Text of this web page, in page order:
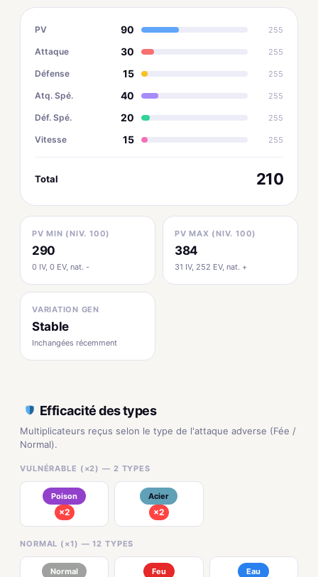
PV 90 255
Attaque 30 255
Défense 15 255
Atq. Spé. 40 255
Déf. Spé. 20 255
Vitesse 15 255
Total 210
PV MIN (NIV. 100)
290
0 IV, 0 EV, nat. -
PV MAX (NIV. 100)
384
31 IV, 252 EV, nat. +
VARIATION GEN
Stable
Inchangées récemment
Efficacité des types
Multiplicateurs reçus selon le type de l'attaque adverse (Fée /
Normal).
VULNÉRABLE (×2) — 2 TYPES
Poison
×2
Acier
×2
NORMAL (×1) — 12 TYPES
Normal Feu Eau